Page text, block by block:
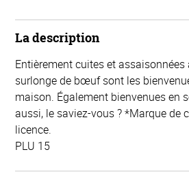
La description
Entièrement cuites et
surlonge de bœuf sont les
maison. Également bienvenues en
aussi, le saviez-vous ? *Marque de
licence.
PLU 15